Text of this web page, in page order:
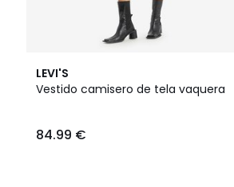
LEVI'S
Vestido camisero de tela vaquera
84.99 €
5
/